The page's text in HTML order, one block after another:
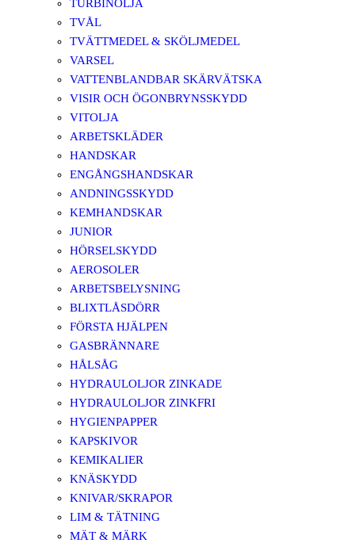
TURBINOLJA
TVÅL
TVÄTTMEDEL & SKÖLJMEDEL
VARSEL
VATTENBLANDBAR SKÄRVÄTSKA
VISIR OCH ÖGONBRYNSSKYDD
VITOLJA
ARBETSKLÄDER
HANDSKAR
ENGÅNGSHANDSKAR
ANDNINGSSKYDD
KEMHANDSKAR
JUNIOR
HÖRSELSKYDD
AEROSOLER
ARBETSBELYSNING
BLIXTLÅSDÖRR
FÖRSTA HJÄLPEN
GASBRÄNNARE
HÅLSÅG
HYDRAULOLJOR ZINKADE
HYDRAULOLJOR ZINKFRI
HYGIENPAPPER
KAPSKIVOR
KEMIKALIER
KNÄSKYDD
KNIVAR/SKRAPOR
LIM & TÄTNING
MÄT & MÄRK